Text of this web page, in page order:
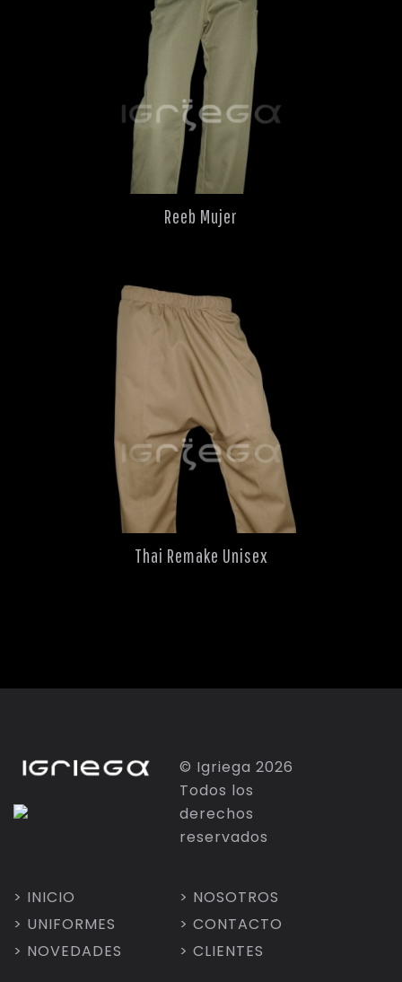
Reeb Mujer
Thai Remake Unisex
© Igriega 2026
Todos los
derechos
reservados
> INICIO
> UNIFORMES
> NOVEDADES
> NOSOTROS
> CONTACTO
> CLIENTES